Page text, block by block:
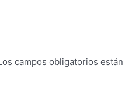
campos obligatorios